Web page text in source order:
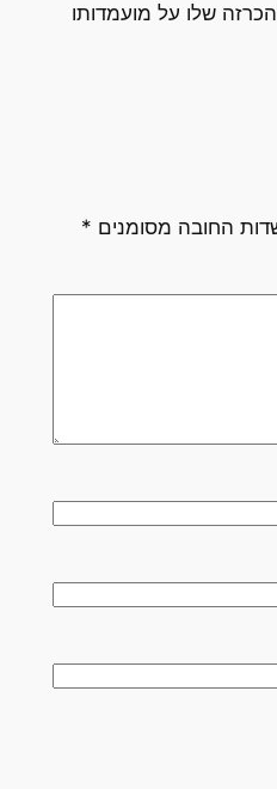
שלו על מועמדותו
החובה מסומנים *